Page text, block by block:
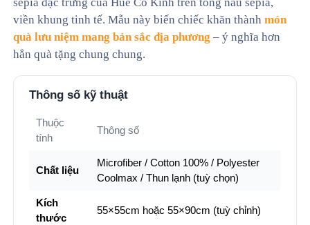
viền khung tinh tế. Mẫu này biến chiếc khăn thànhmón
quà lưu niệm mang bản sắc địa phương – ý nghĩa hơn
hẳn quà tặng chung chung.
Thông số kỹ thuật
Thuộc
tính
Thông số
Chất liệu
Microfiber / Cotton 100% / Polyester
Coolmax / Thun lạnh (tuỳ chọn)
Kích
thước
55×55cm hoặc 55×90cm (tuỳ chỉnh)